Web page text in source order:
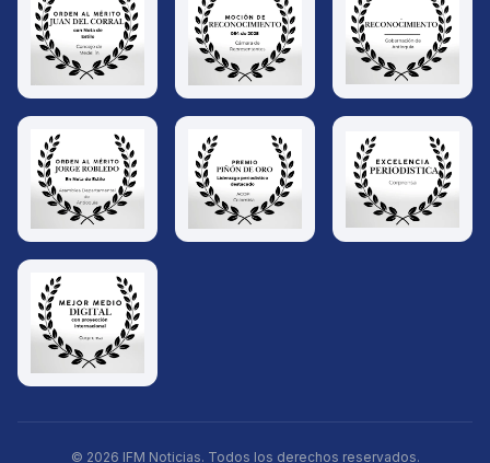
© 2026 IFM Noticias. Todos los derechos reservados.